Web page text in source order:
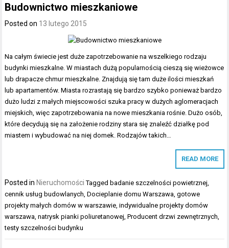
Budownictwo mieszkaniowe
Posted on 13 lutego 2015
Na całym świecie jest duże zapotrzebowanie na wszelkiego rodzaju
budynki mieszkalne. W miastach dużą popularnością cieszą się wieżowce
lub drapacze chmur mieszkalne. Znajdują się tam duże ilości mieszkań
lub apartamentów. Miasta rozrastają się bardzo szybko ponieważ bardzo
dużo ludzi z małych miejscowości szuka pracy w dużych aglomeracjach
miejskich, więc zapotrzebowania na nowe mieszkania rośnie. Dużo osób,
które decydują się na założenie rodziny stara się znaleźć działkę pod
miastem i wybudować na niej domek. Rodzajów takich…
READ MORE
Posted inNieruchomości Taggedbadanie szczelności powietrznej
cennik usług budowlanych ,Docieplanie domu Warszawa ,gotowe
projekty małych domów w warszawie ,indywidualne projekty domów
warszawa ,natrysk pianki poliuretanowej ,Producent drzwi zewnętrznych
testy szczelności budynku